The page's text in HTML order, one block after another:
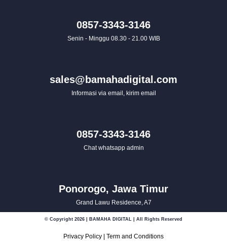
0857-3343-3146
Senin - Minggu 08.30 - 21.00 WIB
sales@bamahadigital.com
Informasi via email, kirim email
0857-3343-3146
Chat whatsapp admin
Ponorogo, Jawa Timur
Grand Lawu Residence, A7
© Copyright 2026 | BAMAHA DIGITAL | All Rights Reserved
Privacy Policy Term and Conditions